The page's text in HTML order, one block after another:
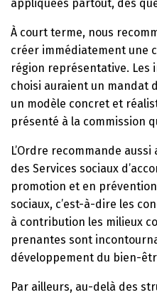
appliquées partout, dès
À court terme, nous
créer immédiatement une
région représentative. Les
choisi auraient un mandat
un modèle concret et
présenté à la commission
L’Ordre recommande
des Services sociaux
promotion et en
sociaux, c’est-à-dire les
à contribution les milieux
prenantes sont
développement du bien-
Par ailleurs, au-delà des